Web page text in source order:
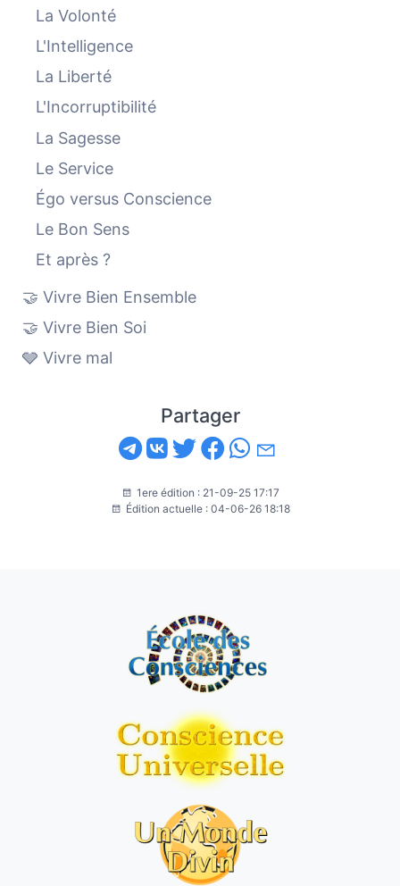
La Volonté
L'Intelligence
La Liberté
L'Incorruptibilité
La Sagesse
Le Service
Égo versus Conscience
Le Bon Sens
Et après ?
🤝 Vivre Bien Ensemble
🤝 Vivre Bien Soi
🩶 Vivre mal
Partager
1ere édition : 21-09-25 17:17
Édition actuelle : 04-06-26 18:18